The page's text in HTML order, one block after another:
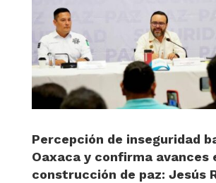
Percepción de inseguridad
Oaxaca y confirma avances
construcción de paz: Jesús